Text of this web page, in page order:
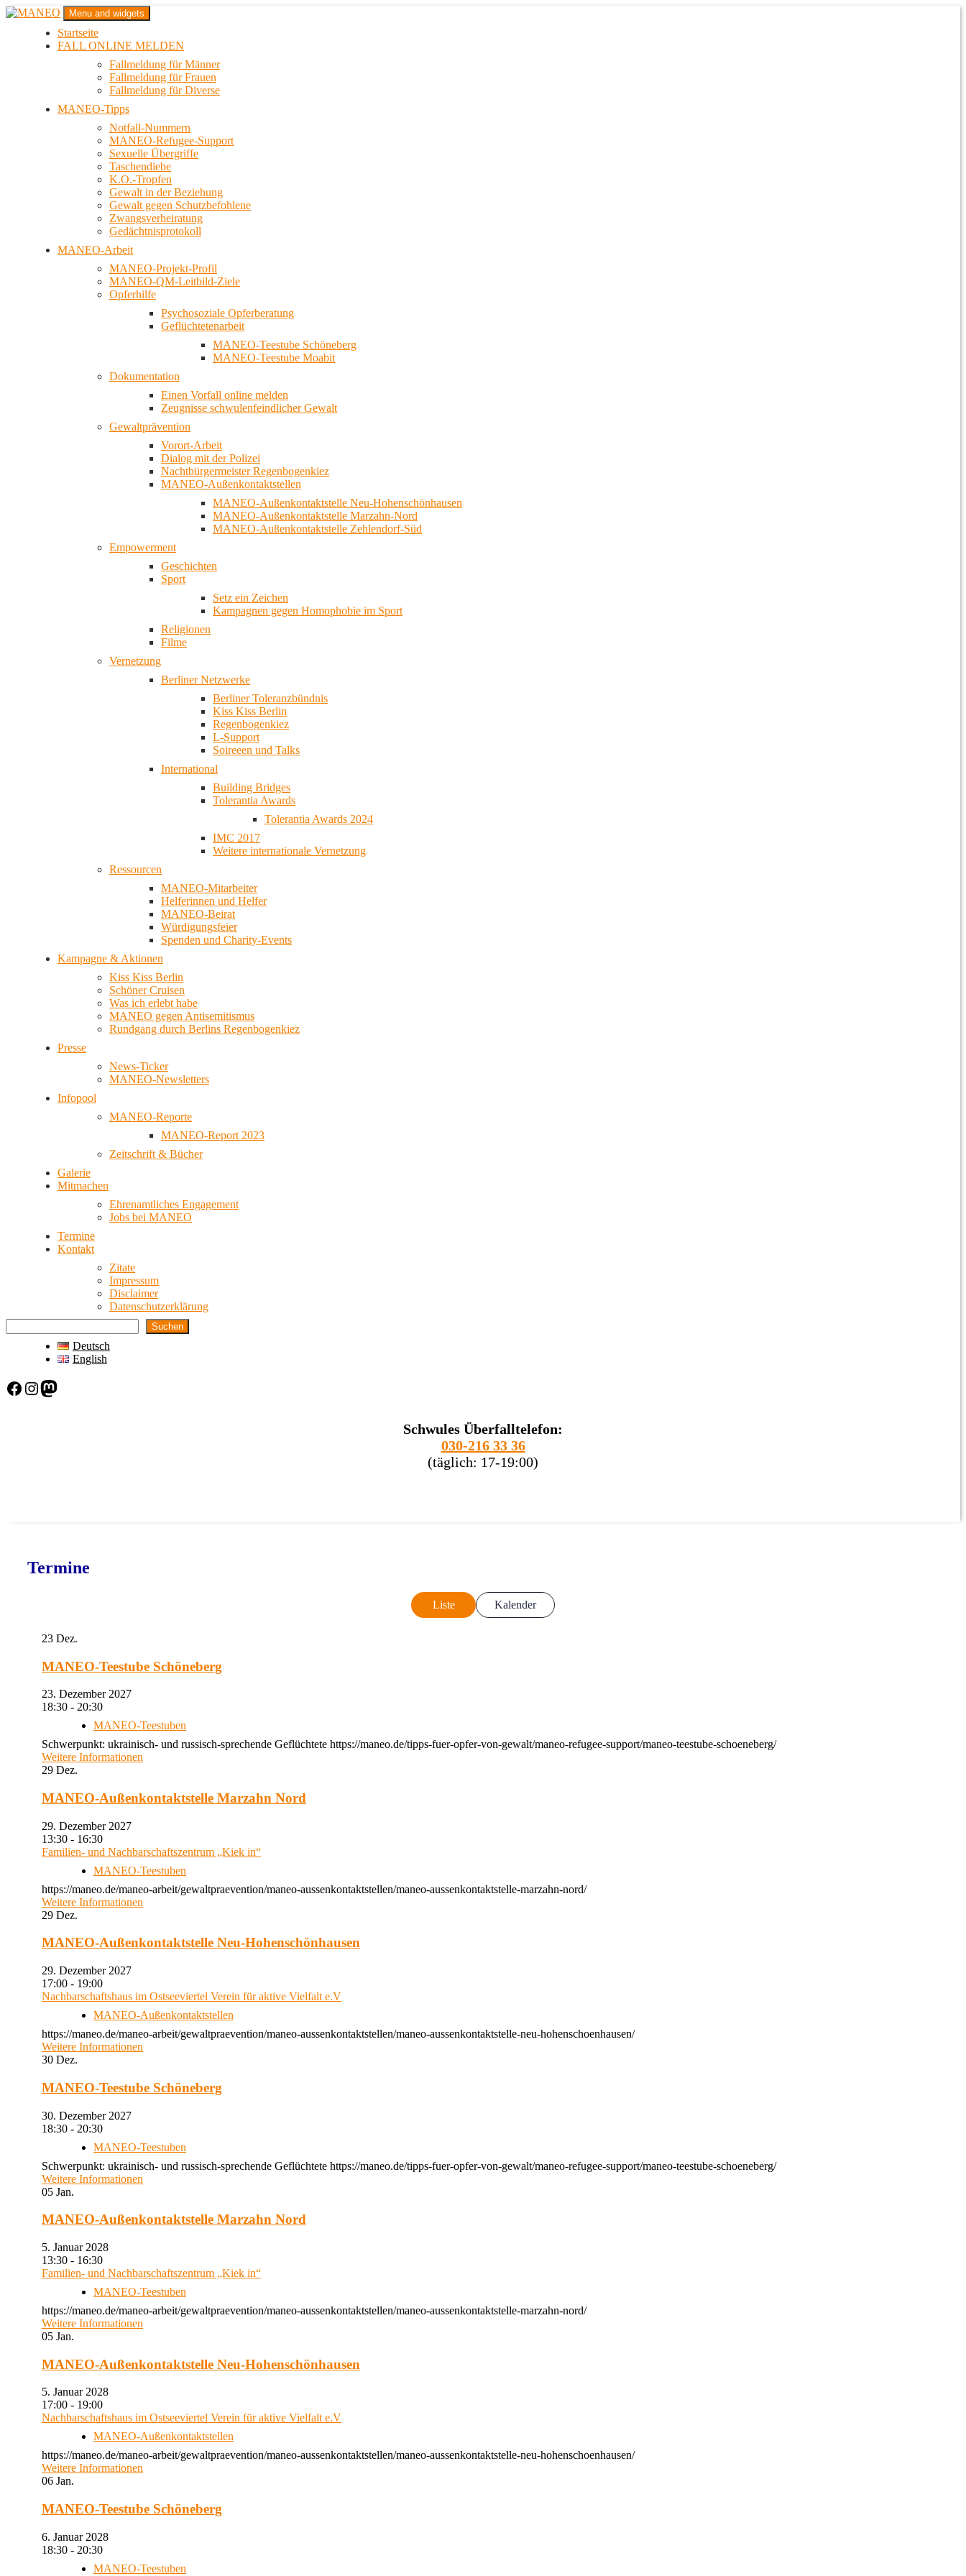
Zum
MANEO
Das schwule Anti-Gewalt-Projekt in Berlin
Menu and widgets
Startseite
FALL ONLINE MELDEN
Fallmeldung für Männer
Fallmeldung für Frauen
Fallmeldung für Diverse
MANEO-Tipps
Notfall-Nummern
MANEO-Refugee-Support
Sexuelle Übergriffe
Taschendiebe
K.O.-Tropfen
Gewalt in der Beziehung
Gewalt gegen Schutzbefohlene
Zwangsverheiratung
Gedächtnisprotokoll
MANEO-Arbeit
MANEO-Projekt-Profil
MANEO-QM-Leitbild-Ziele
Opferhilfe
Psychosoziale Opferberatung
Geflüchtetenarbeit
MANEO-Teestube Schöneberg
MANEO-Teestube Moabit
Dokumentation
Einen Vorfall online melden
Zeugnisse schwulenfeindlicher Gewalt
Gewaltprävention
Vorort-Arbeit
Dialog mit der Polizei
Nachtbürgermeister Regenbogenkiez
MANEO-Außenkontaktstellen
MANEO-Außenkontaktstelle Neu-Hohenschönhausen
MANEO-Außenkontaktstelle Marzahn-Nord
MANEO-Außenkontaktstelle Zehlendorf-Süd
Empowerment
Geschichten
Sport
Setz ein Zeichen
Kampagnen gegen Homophobie im Sport
Religionen
Filme
Vernetzung
Berliner Netzwerke
Berliner Toleranzbündnis
Kiss Kiss Berlin
Regenbogenkiez
L-Support
Soireeen und Talks
International
Building Bridges
Tolerantia Awards
Tolerantia Awards 2024
IMC 2017
Weitere internationale Vernetzung
Ressourcen
MANEO-Mitarbeiter
Helferinnen und Helfer
MANEO-Beirat
Würdigungsfeier
Spenden und Charity-Events
Kampagne & Aktionen
Kiss Kiss Berlin
Schöner Cruisen
Was ich erlebt habe
MANEO gegen Antisemitismus
Rundgang durch Berlins Regenbogenkiez
Presse
News-Ticker
MANEO-Newsletters
Infopool
MANEO-Reporte
MANEO-Report 2023
Zeitschrift & Bücher
Galerie
Mitmachen
Ehrenamtliches Engagement
Jobs bei MANEO
Termine
Kontakt
Zitate
Impressum
Disclaimer
Datenschutzerklärung
Suchen
Deutsch
English
Facebook Instagram Mastodon
Schwules Überfalltelefon:
030-216 33 36
(täglich: 17-19:00)
Termine
Liste Kalender
23 Dez.
MANEO-Teestube Schöneberg
23. Dezember 2027
18:30 - 20:30
MANEO-Teestuben
Schwerpunkt: ukrainisch- und russisch-sprechende Geflüchtete https://maneo.de/tipps-fuer-opfer-von-gewalt/maneo-refugee-support/maneo-teestube-schoeneberg/
Weitere Informationen
29 Dez.
MANEO-Außenkontaktstelle Marzahn Nord
29. Dezember 2027
13:30 - 16:30
Familien- und Nachbarschaftszentrum „Kiek in“
MANEO-Teestuben
https://maneo.de/maneo-arbeit/gewaltpraevention/maneo-aussenkontaktstellen/maneo-aussenkontaktstelle-marzahn-nord/
Weitere Informationen
29 Dez.
MANEO-Außenkontaktstelle Neu-Hohenschönhausen
29. Dezember 2027
17:00 - 19:00
Nachbarschaftshaus im Ostseeviertel Verein für aktive Vielfalt e.V
MANEO-Außenkontaktstellen
https://maneo.de/maneo-arbeit/gewaltpraevention/maneo-aussenkontaktstellen/maneo-aussenkontaktstelle-neu-hohenschoenhausen/
Weitere Informationen
30 Dez.
MANEO-Teestube Schöneberg
30. Dezember 2027
18:30 - 20:30
MANEO-Teestuben
Schwerpunkt: ukrainisch- und russisch-sprechende Geflüchtete https://maneo.de/tipps-fuer-opfer-von-gewalt/maneo-refugee-support/maneo-teestube-schoeneberg/
Weitere Informationen
05 Jan.
MANEO-Außenkontaktstelle Marzahn Nord
5. Januar 2028
13:30 - 16:30
Familien- und Nachbarschaftszentrum „Kiek in“
MANEO-Teestuben
https://maneo.de/maneo-arbeit/gewaltpraevention/maneo-aussenkontaktstellen/maneo-aussenkontaktstelle-marzahn-nord/
Weitere Informationen
05 Jan.
MANEO-Außenkontaktstelle Neu-Hohenschönhausen
5. Januar 2028
17:00 - 19:00
Nachbarschaftshaus im Ostseeviertel Verein für aktive Vielfalt e.V
MANEO-Außenkontaktstellen
https://maneo.de/maneo-arbeit/gewaltpraevention/maneo-aussenkontaktstellen/maneo-aussenkontaktstelle-neu-hohenschoenhausen/
Weitere Informationen
06 Jan.
MANEO-Teestube Schöneberg
6. Januar 2028
18:30 - 20:30
MANEO-Teestuben